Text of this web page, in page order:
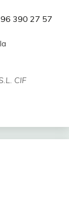
96 390 27 57
CIF